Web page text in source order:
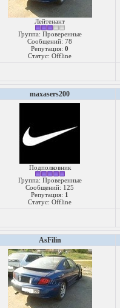
Лейтенант
Группа: Проверенные
Сообщений: 78
Репутация: 0
Статус: Offline
maxasers200
Подполковник
Группа: Проверенные
Сообщений: 125
Репутация: 1
Статус: Offline
AsFilin